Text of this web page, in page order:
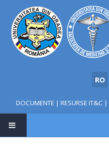
RO
DOCUMENTE | RESURSE IT&C |